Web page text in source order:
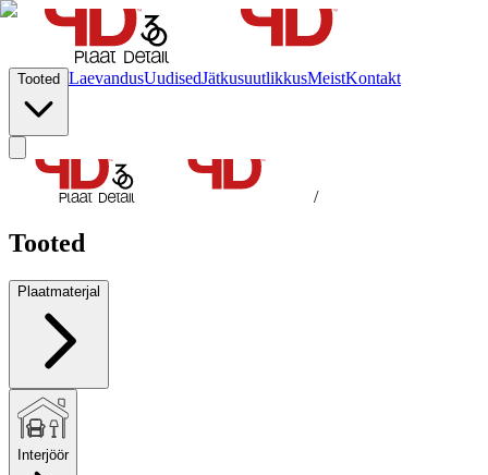
Tooted LaevandusUudisedJätkusuutlikkusMeistKontakt
/
Tooted
Plaatmaterjal
Interjöör